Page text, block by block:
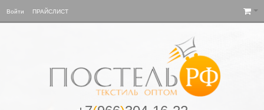
Войти ПРАЙСЛИСТ